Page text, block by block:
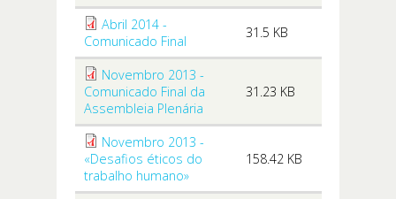
Abril 2014 -
Comunicado Final
31.5 KB
Novembro 2013 -
Comunicado Final da
Assembleia Plenária
31.23 KB
Novembro 2013 -
«Desafios éticos do
trabalho humano»
158.42 KB